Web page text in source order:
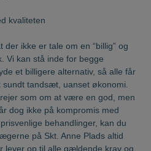
kvaliteten
ikke er tale om en “billig” og
Vi kan stå inde for begge
et billigere alternativ, så alle får
tandsæt, uanset økonomi.
som om at være en god, men
dog ikke på kompromis med
behandlinger, kan du
på Skt. Anne Plads altid
lever op til alle gældende krav og